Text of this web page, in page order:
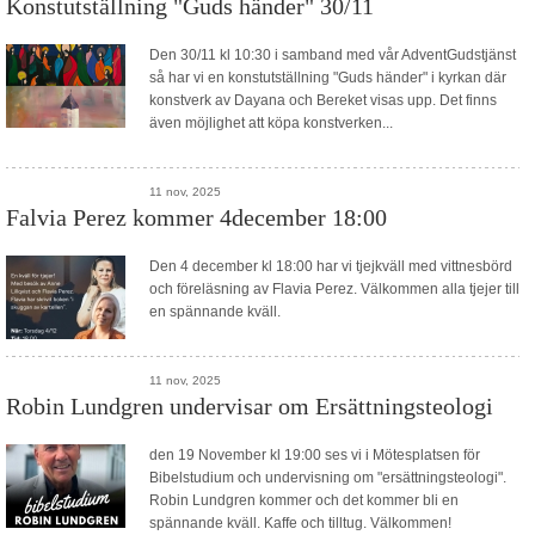
Blogg
Sitemap
Konstutställning "Guds händer" 30/11
Den 30/11 kl 10:30 i samband med vår AdventGudstjänst
så har vi en konstutställning "Guds händer" i kyrkan där
konstverk av Dayana och Bereket visas upp. Det finns
även möjlighet att köpa konstverken...
11 nov, 2025
Falvia Perez kommer 4december 18:00
Den 4 december kl 18:00 har vi tjejkväll med vittnesbörd
och föreläsning av Flavia Perez. Välkommen alla tjejer till
en spännande kväll.
11 nov, 2025
Robin Lundgren undervisar om Ersättningsteologi
den 19 November kl 19:00 ses vi i Mötesplatsen för
Bibelstudium och undervisning om "ersättningsteologi".
Robin Lundgren kommer och det kommer bli en
spännande kväll. Kaffe och tilltug. Välkommen!